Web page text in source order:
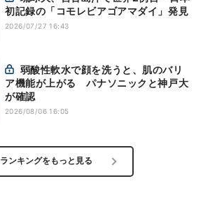
初記録の「コモレビアゴアマダイ」発見
2026/07/27 16:43
ア機能が上がる パナソニックと神戸大
が確認
2026/08/06 16:05
ランキングをもっと見る